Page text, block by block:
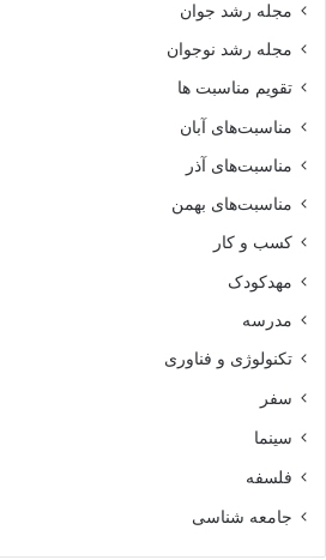
مجله رشد جوان
مجله رشد نوجوان
تقویم مناسبت ها
مناسبت‌های آبان
مناسبت‌های آذر
مناسبت‌های بهمن
کسب و کار
مهدکودک
مدرسه
تکنولوژی و فناوری
سفر
سینما
فلسفه
جامعه شناسی